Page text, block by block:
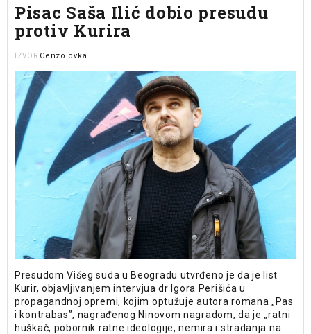
Pisac Saša Ilić dobio presudu
protiv Kurira
IZVOR Cenzolovka
Presudom Višeg suda u Beogradu utvrđeno je da je list
Kurir, objavljivanjem intervjua dr Igora Perišića u
propagandnoj opremi, kojim optužuje autora romana „Pas
i kontrabas”, nagrađenog Ninovom nagradom, da je „ratni
huškač, pobornik ratne ideologije, nemira i stradanja na